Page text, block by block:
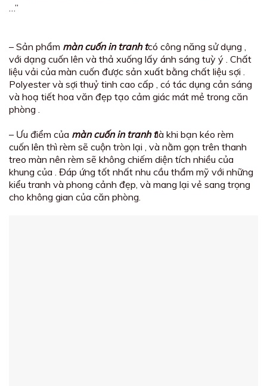
…”
– Sản phẩm màn cuốn in tranh tcó công năng sử dụng ,
với dạng cuốn lên và thả xuống lấy ánh sáng tuỳ ý . Chất
liệu vải của màn cuốn được sản xuất bằng chất liệu sợi .
Polyester và sợi thuỷ tinh cao cấp , có tác dụng cản sáng
và hoạ tiết hoa văn đẹp tạo cảm giác mát mẻ trong căn
phòng .
– Ưu điểm của màn cuốn in tranh tlà khi bạn kéo rèm
cuốn lên thì rèm sẽ cuộn tròn lại , và nằm gọn trên thanh
treo màn nên rèm sẽ không chiếm diện tích nhiều của
khung của . Đáp ứng tốt nhất nhu cầu thẩm mỹ với những
kiểu tranh và phong cảnh đẹp, và mang lại vẻ sang trọng
cho không gian của căn phòng.